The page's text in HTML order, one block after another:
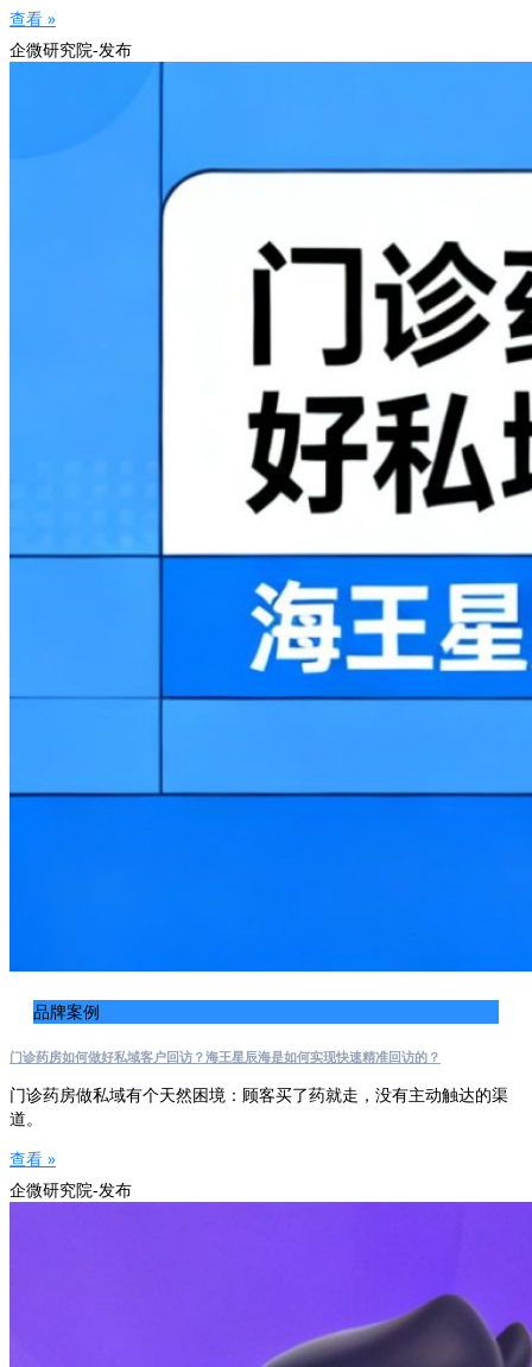
查看 »
企微研究院-发布
品牌案例
门诊药房如何做好私域客户回访？海王星辰海是如何实现快速精准回访的？
门诊药房做私域有个天然困境：顾客买了药就走，没有主动触达的渠
道。
查看 »
企微研究院-发布